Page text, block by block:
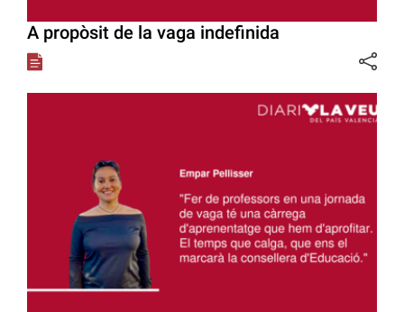
A propòsit de la vaga indefinida